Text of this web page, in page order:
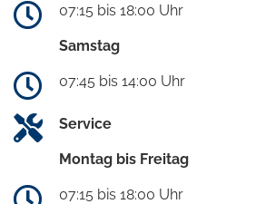
07:15 bis 18:00 Uhr
Samstag
07:45 bis 14:00 Uhr
Service
Montag bis Freitag
07:15 bis 18:00 Uhr